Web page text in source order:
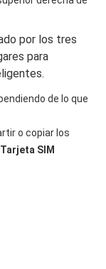
por los tres
para
de lo que
o copiar los
Tarjeta SIM